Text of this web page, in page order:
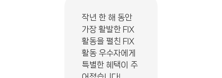
작년 한 해 동안
가장 활발한 FIX
활동을 펼친 FIX
활동 우수자에게
특별한 혜택이 주